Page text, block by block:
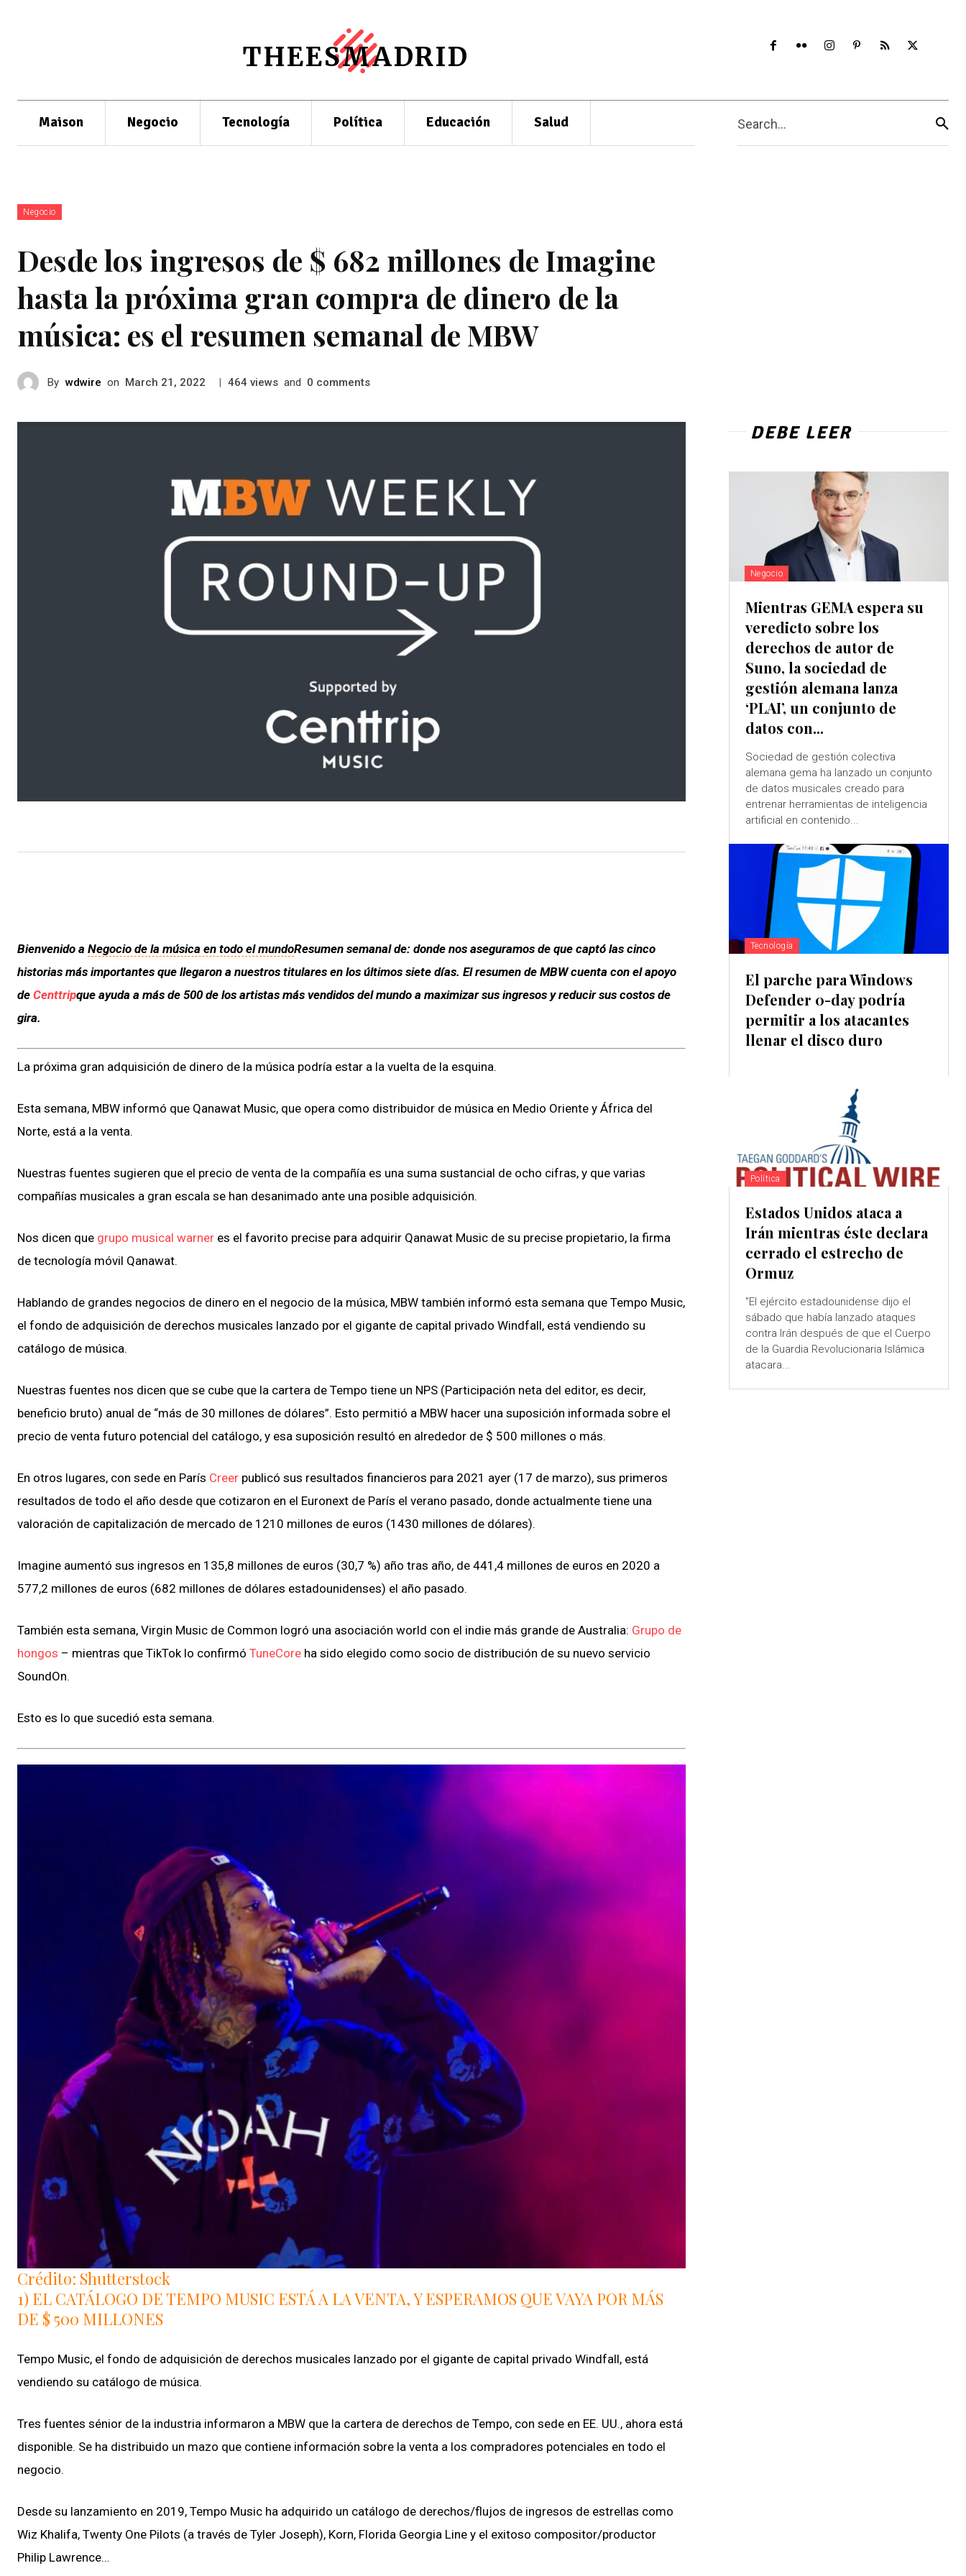
THEESMADRID
Maison Negocio Tecnología Política Educación Salud Search...
Negocio
Desde los ingresos de $ 682 millones de Imagine
hasta la próxima gran compra de dinero de la
música: es el resumen semanal de MBW
By wdwire on March 21, 2022 | 464 views and 0 comments
Bienvenido a Negocio de la música en todo el mundoResumen semanal de: donde nos aseguramos de que captó las cinco
historias más importantes que llegaron a nuestros titulares en los últimos siete días. El resumen de MBW cuenta con el apoyo
de Centtripque ayuda a más de 500 de los artistas más vendidos del mundo a maximizar sus ingresos y reducir sus costos de
gira.
La próxima gran adquisición de dinero de la música podría estar a la vuelta de la esquina.
Esta semana, MBW informó que Qanawat Music, que opera como distribuidor de música en Medio Oriente y África del
Norte, está a la venta.
Nuestras fuentes sugieren que el precio de venta de la compañía es una suma sustancial de ocho cifras, y que varias
compañías musicales a gran escala se han desanimado ante una posible adquisición.
Nos dicen que grupo musical warner es el favorito precise para adquirir Qanawat Music de su precise propietario, la firma
de tecnología móvil Qanawat.
Hablando de grandes negocios de dinero en el negocio de la música, MBW también informó esta semana que Tempo Music,
el fondo de adquisición de derechos musicales lanzado por el gigante de capital privado Windfall, está vendiendo su
catálogo de música.
Nuestras fuentes nos dicen que se cube que la cartera de Tempo tiene un NPS (Participación neta del editor, es decir,
beneficio bruto) anual de “más de 30 millones de dólares”. Esto permitió a MBW hacer una suposición informada sobre el
precio de venta futuro potencial del catálogo, y esa suposición resultó en alrededor de $ 500 millones o más.
En otros lugares, con sede en París Creer publicó sus resultados financieros para 2021 ayer (17 de marzo), sus primeros
resultados de todo el año desde que cotizaron en el Euronext de París el verano pasado, donde actualmente tiene una
valoración de capitalización de mercado de 1210 millones de euros (1430 millones de dólares).
Imagine aumentó sus ingresos en 135,8 millones de euros (30,7 %) año tras año, de 441,4 millones de euros en 2020 a
577,2 millones de euros (682 millones de dólares estadounidenses) el año pasado.
También esta semana, Virgin Music de Common logró una asociación world con el indie más grande de Australia: Grupo de
hongos – mientras que TikTok lo confirmó TuneCore ha sido elegido como socio de distribución de su nuevo servicio
SoundOn.
Esto es lo que sucedió esta semana.
Crédito: Shutterstock
1) EL CATÁLOGO DE TEMPO MUSIC ESTÁ A LA VENTA, Y ESPERAMOS QUE VAYA POR MÁS
DE $ 500 MILLONES
Tempo Music, el fondo de adquisición de derechos musicales lanzado por el gigante de capital privado Windfall, está
vendiendo su catálogo de música.
Tres fuentes sénior de la industria informaron a MBW que la cartera de derechos de Tempo, con sede en EE. UU., ahora está
disponible. Se ha distribuido un mazo que contiene información sobre la venta a los compradores potenciales en todo el
negocio.
Desde su lanzamiento en 2019, Tempo Music ha adquirido un catálogo de derechos/flujos de ingresos de estrellas como
Wiz Khalifa, Twenty One Pilots (a través de Tyler Joseph), Korn, Florida Georgia Line y el exitoso compositor/productor
Philip Lawrence…
DEBE LEER
Negocio
Mientras GEMA espera su
veredicto sobre los
derechos de autor de
Suno, la sociedad de
gestión alemana lanza
‘PLAI’, un conjunto de
datos con...
Sociedad de gestión colectiva
alemana gema ha lanzado un conjunto
de datos musicales creado para
entrenar herramientas de inteligencia
artificial en contenido...
Tecnología
El parche para Windows
Defender 0-day podría
permitir a los atacantes
llenar el disco duro
Política
Estados Unidos ataca a
Irán mientras éste declara
cerrado el estrecho de
Ormuz
"El ejército estadounidense dijo el
sábado que había lanzado ataques
contra Irán después de que el Cuerpo
de la Guardia Revolucionaria Islámica
atacara...